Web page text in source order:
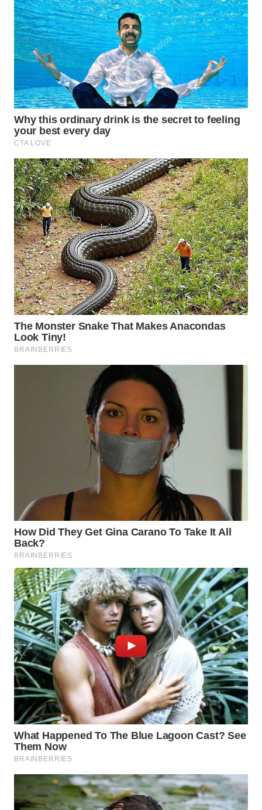
WN
BEKASI
WN
BOGOR
WN
DEPOK
WN
TAPANULI
UTARA
WN
SAMOSIR
WN
PADANG
LAWAS
WN
SUMEDANG
WN
BINJAI
WN
CIREBON
WN
INDRAMAYU
WN
KUNINGAN
WN
MAJALENGKA
WN
SUBANG
WN
SUKABUMI
WN
PURWAKARTA